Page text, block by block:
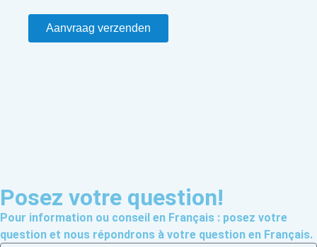
Aanvraag verzenden
Posez votre question!
Pour information ou conseil en Français : posez votre
question et nous répondrons à votre question en Français.